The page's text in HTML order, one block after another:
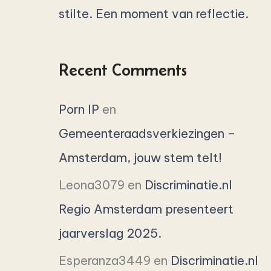
stilte. Een moment van reflectie.
Recent Comments
Porn IP en
Gemeenteraadsverkiezingen –
Amsterdam, jouw stem telt!
Leona3079 en Discriminatie.nl
Regio Amsterdam presenteert
jaarverslag 2025.
Esperanza3449 en Discriminatie.nl